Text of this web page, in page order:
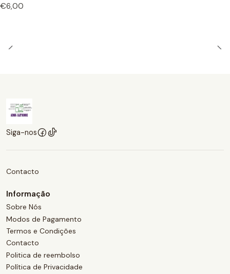
€6,00
Siga-nos
Contacto
Informação
Sobre Nós
Modos de Pagamento
Termos e Condições
Contacto
Politica de reembolso
Política de Privacidade